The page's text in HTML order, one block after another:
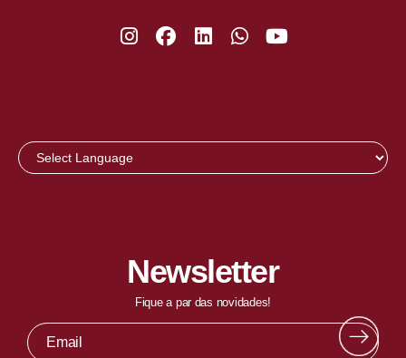
Newsletter
Fique a par das novidades!